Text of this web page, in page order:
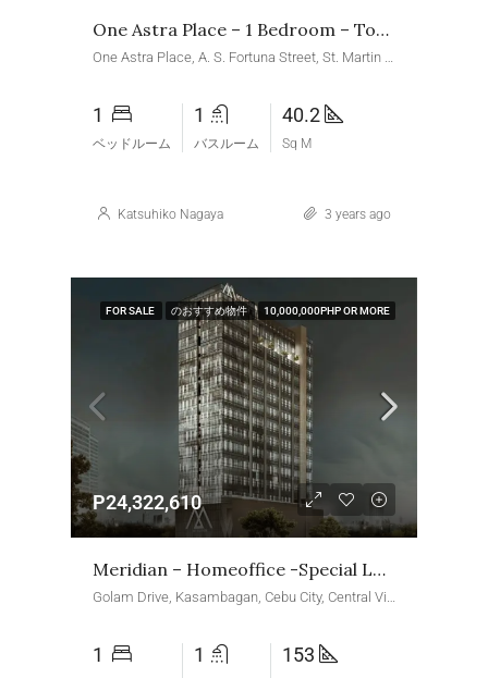
One Astra Place – 1 Bedroom – Tower 2
One Astra Place, A. S. Fortuna Street, St. Martin Village, Banilad, Mandaue, Central Visayas, 6014, Philippines
1
ベッドルーム
1
バスルーム
40.2
Sq M
Katsuhiko Nagaya 3 years ago
FOR SALE のおすすめ物件 10,000,000PHP OR MORE
P24,322,610
Meridian – Homeoffice -special Loft Suite
1 1 153